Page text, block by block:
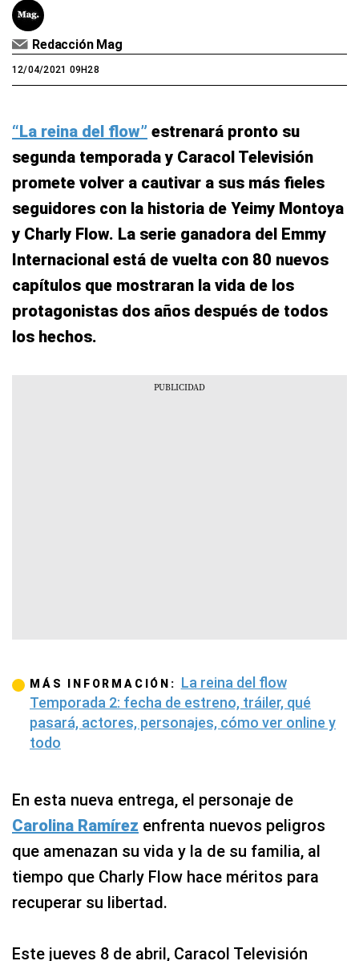
Redacción Mag
12/04/2021 09H28
“La reina del flow” estrenará pronto su
segunda temporada y Caracol Televisión
promete volver a cautivar a sus más fieles
seguidores con la historia de Yeimy Montoya
y Charly Flow. La serie ganadora del Emmy
Internacional está de vuelta con 80 nuevos
capítulos que mostraran la vida de los
protagonistas dos años después de todos
los hechos.
MÁS INFORMACIÓN: La reina del flow
Temporada 2: fecha de estreno, tráiler, qué
pasará, actores, personajes, cómo ver online y
todo
En esta nueva entrega, el personaje de
Carolina Ramírez enfrenta nuevos peligros
que amenazan su vida y la de su familia, al
tiempo que Charly Flow hace méritos para
recuperar su libertad.
Este jueves 8 de abril, Caracol Televisión